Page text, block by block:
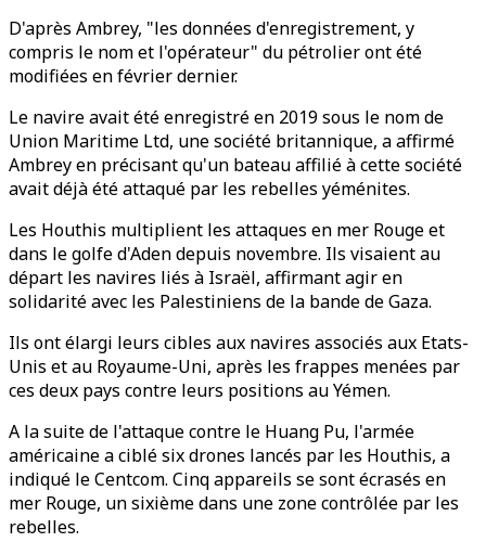
D'après Ambrey, "les données d'enregistrement, y
compris le nom et l'opérateur" du pétrolier ont été
modifiées en février dernier.
Le navire avait été enregistré en 2019 sous le nom de
Union Maritime Ltd, une société britannique, a affirmé
Ambrey en précisant qu'un bateau affilié à cette société
avait déjà été attaqué par les rebelles yéménites.
Les Houthis multiplient les attaques en mer Rouge et
dans le golfe d'Aden depuis novembre. Ils visaient au
départ les navires liés à Israël, affirmant agir en
solidarité avec les Palestiniens de la bande de Gaza.
Ils ont élargi leurs cibles aux navires associés aux Etats-
Unis et au Royaume-Uni, après les frappes menées par
ces deux pays contre leurs positions au Yémen.
A la suite de l'attaque contre le Huang Pu, l'armée
américaine a ciblé six drones lancés par les Houthis, a
indiqué le Centcom. Cinq appareils se sont écrasés en
mer Rouge, un sixième dans une zone contrôlée par les
rebelles.